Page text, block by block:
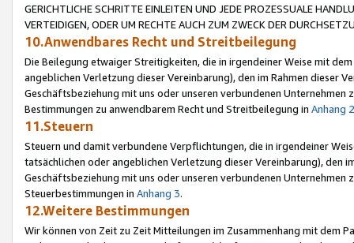
GERICHTLICHE SCHRITTE EINLEITEN UND JEDE PROZESSUALE
VERTEIDIGEN, ODER UM RECHTE AUCH ZUM ZWECK DER
10.Anwendbares Recht und Streitbeilegung
Die Beilegung etwaiger Streitigkeiten, die in irgendeiner Weise mit
angeblichen Verletzung dieser Vereinbarung), den im Rahmen dieser
Geschäftsbeziehung mit uns oder unseren verbundenen
Bestimmungen zu anwendbarem Recht und Streitbeilegung in Anhang 2
11.Steuern
Steuern und damit verbundene Verpflichtungen, die in irgendeiner
tatsächlichen oder angeblichen Verletzung dieser Vereinbarung), den
Geschäftsbeziehung mit uns oder unseren verbundenen
Steuerbestimmungen in Anhang 3.
12.Weitere Bestimmungen
Wir können von Zeit zu Zeit Mitteilungen im Zusammenhang mit dem